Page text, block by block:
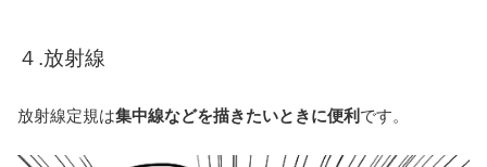
４.放射線
放射線定規は集中線などを描きたいときに便利 です。